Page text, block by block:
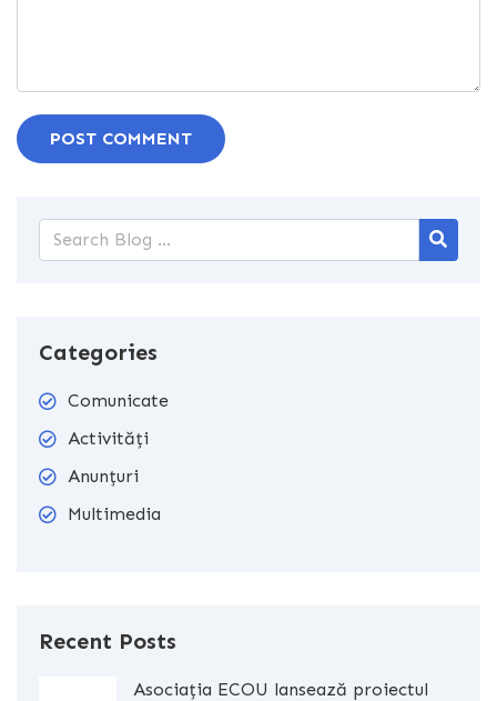
POST COMMENT
Categories
Comunicate
Activități
Anunțuri
Multimedia
Recent Posts
Asociația ECOU lansează proiectul